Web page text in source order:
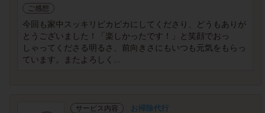
ご感想
今回も家中スッキリピカピカにしてくださり、どうもありが
とうございました！「楽しかったです！」と笑顔でおっ
しゃってくださる明るさ、前向きさにもいつも元気をもらっ
ています。またよろしく...
サービス内容 お掃除代行